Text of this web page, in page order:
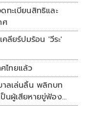
ทะเบียนสิทธิและ
ศ
ลียร์ปมร้อน 'วีระ'
ไทยแล้ว
ลเล่นลิ้น พลิกบท
นผู้เสียหายขู่ฟ้อง